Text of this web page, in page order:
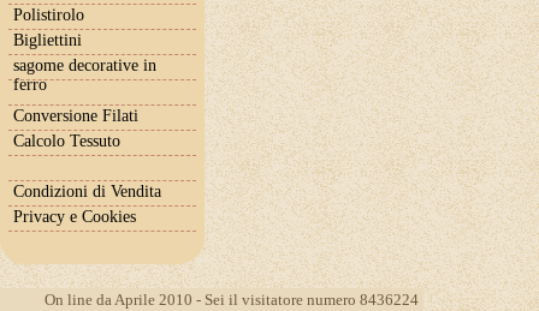
Polistirolo
Bigliettini
sagome decorative in
ferro
Conversione Filati
Calcolo Tessuto
Condizioni di Vendita
Privacy e Cookies
On line da Aprile 2010 - Sei il visitatore numero 8436224